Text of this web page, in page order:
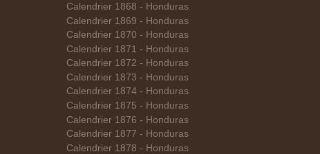
Calendrier 1868 - Honduras
Calendrier 1869 - Honduras
Calendrier 1870 - Honduras
Calendrier 1871 - Honduras
Calendrier 1872 - Honduras
Calendrier 1873 - Honduras
Calendrier 1874 - Honduras
Calendrier 1875 - Honduras
Calendrier 1876 - Honduras
Calendrier 1877 - Honduras
Calendrier 1878 - Honduras